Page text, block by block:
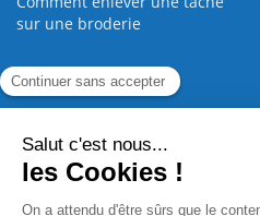
sur une broderie
Guide de la Broderie